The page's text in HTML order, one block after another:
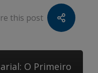
this post
O Primeiro